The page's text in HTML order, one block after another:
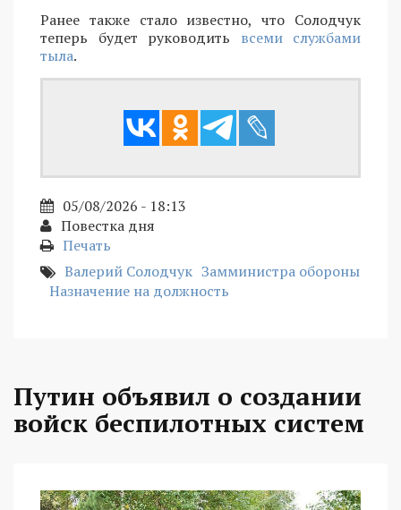
Ранее также стало известно, что Солодчук
теперь будет руководить всеми службами
тыла.
05/08/2026 - 18:13
Повестка дня
Печать
Валерий Солодчук Замминистра обороны
Назначение на должность
Путин объявил о создании
войск беспилотных систем